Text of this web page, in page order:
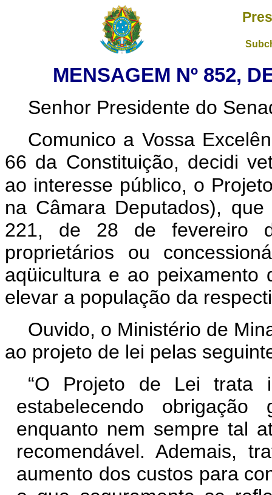
MENSAGEM Nº 852,
Senhor Presidente do
Comunico a Vossa
66 da Constituição, decidi
ao interesse público, o
na Câmara Deputados),
221, de 28 de fevereiro
proprietários ou
aqüicultura e ao peixamento
elevar a população da
Ouvido, o Ministério de
ao projeto de lei pelas
“O Projeto de Lei trata
estabelecendo
enquanto nem sempre tal
recomendável. Ademais,
aumento dos custos para